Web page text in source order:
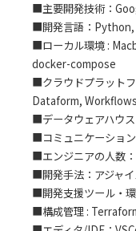
■主要開発技術：
■開発言語：
■ローカル環境 :
docker-compose
■クラウドプラット
Dataform,
■データウェアハウ
■コミュニケーショ
■エンジニアの人数：
■開発手法：アジャイ
■開発支援ツール・
■構成管理 :